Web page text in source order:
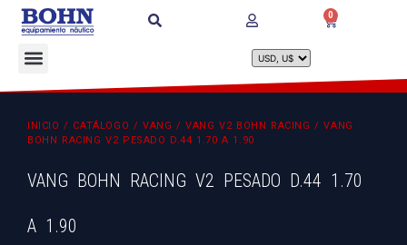
0
INICIO / CATÁLOGO /VANG /VANG V2 BOHN RACING / VANG
BOHN RACING V2 PESADO D.44 1.70 A 1.90
VANG BOHN RACING V2 PESADO D.44 1.70
A 1.90